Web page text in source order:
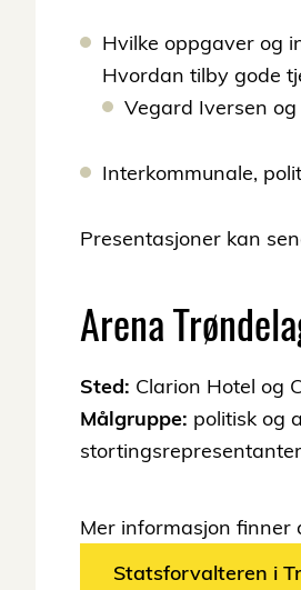
Hvilke oppgaver og
Hvordan tilby gode
Vegard Iversen
Interkommunale,
Presentasjoner kan
Arena
Sted: Clarion Hotel og
Målgruppe: politisk og
stortingsrepresentanter
Mer informasjon finner
Statsforvalteren i